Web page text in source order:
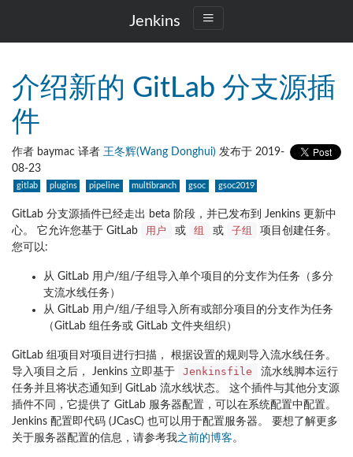
Jenkins
介绍新的 GitLab 分支源插
件
作者 baymac 译者 王冬辉(Wang Donghui) 发布于 2019-
08-23
gitlab plugins pipeline multibranch gsoc gsoc2019
GitLab 分支源插件已经走出 beta 阶段，并已发布到 Jenkins 更新中
心。 它允许您基于 GitLab
用户 或 组 或 子组
项目创建任务。
您可以:
从 GitLab 用户/组/子组导入单个项目的分支作为任务（多分
支流水线任务）
从 GitLab 用户/组/子组导入所有或部分项目的分支作为任务
（GitLab 组任务或 GitLab 文件夹组织）
GitLab 组项目对项目进行扫描， 根据设置的规则导入流水线任务。
导入项目之后， Jenkins 立即基于
Jenkinsfile
流水线脚本运行
任务并且将状态通知到 GitLab 流水线状态。 这个插件与其他分支源
插件不同，它提供了 GitLab 服务器配置，可以在系统配置中配置。
Jenkins 配置即代码 (JCasC) 也可以用于配置服务器。 要想了解更多
关于服务器配置的信息，请参考我之前的博客。